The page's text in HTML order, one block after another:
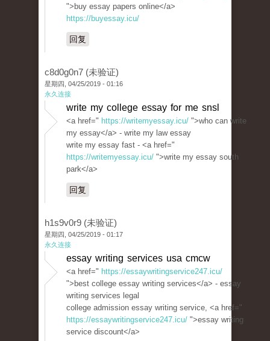
">buy essay papers online</a>
https://buyessay.icu/
回复
c8d0g0n7 (未验证)
星期四, 04/25/2019 - 01:16
永久连接
write my college essay for me snsl
<a href=" https://writemyessay.icu/ ">who can write
my essay</a> - write my law essay
write my essay fast - <a href="
https://writemyessay.icu/ ">write my essay south
park</a>
回复
h1s9v0r9 (未验证)
星期四, 04/25/2019 - 01:17
永久连接
essay writing services usa cmcw
<a href=" https://essaywritingservice247.icu/
">best college essay writing services</a> - essay
writing services legal
college admission essay writing service, <a href="
https://essaywritingservice247.icu/ ">essay writing
service discount</a>